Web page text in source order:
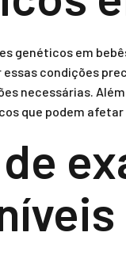
genéticos em
condições
necessárias.
que podem